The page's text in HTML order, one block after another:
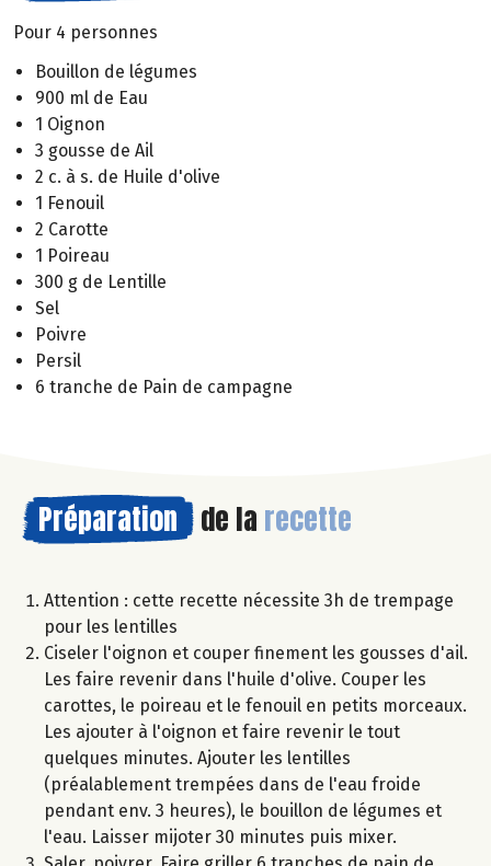
Pour 4 personnes
Bouillon de légumes
900 ml de Eau
1 Oignon
3 gousse de Ail
2 c. à s. de Huile d'olive
1 Fenouil
2 Carotte
1 Poireau
300 g de Lentille
Sel
Poivre
Persil
6 tranche de Pain de campagne
Préparation de la recette
Attention : cette recette nécessite 3h de trempage
pour les lentilles
Ciseler l'oignon et couper finement les gousses d'ail.
Les faire revenir dans l'huile d'olive. Couper les
carottes, le poireau et le fenouil en petits morceaux.
Les ajouter à l'oignon et faire revenir le tout
quelques minutes. Ajouter les lentilles
(préalablement trempées dans de l'eau froide
pendant env. 3 heures), le bouillon de légumes et
l'eau. Laisser mijoter 30 minutes puis mixer.